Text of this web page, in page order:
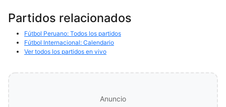
Partidos relacionados
Fútbol Peruano: Todos los partidos
Fútbol Internacional: Calendario
Ver todos los partidos en vivo
Anuncio